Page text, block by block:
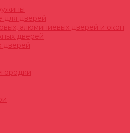
для дверей
алюминиевых дверей и окон
дверей
дверей